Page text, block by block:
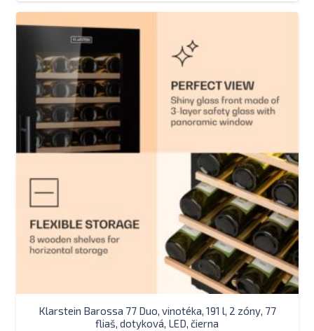
Klarstein Barossa 77 Duo, vinotéka, 191 l, 2 zóny, 77
fliaš, dotyková, LED, čierna